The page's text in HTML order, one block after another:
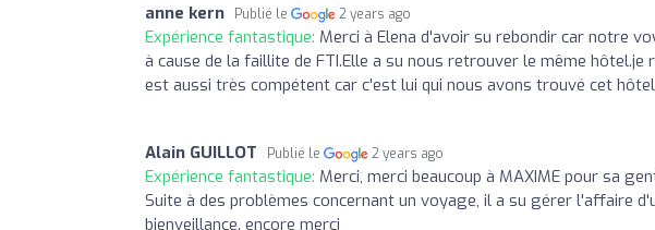
anne kern Publié le 2 years ago
Expérience fantastique: Merci à Elena d'avoir su rebondir car notre
à cause de la faillite de FTI.Elle a su nous retrouver le même hôtel.je
est aussi très compétent car c'est lui qui nous avons trouvé cet
Alain GUILLOT Publié le 2 years ago
Expérience fantastique: Merci, merci beaucoup à MAXIME pour sa
Suite à des problèmes concernant un voyage, il a su gérer l'affaire
bienveillance. encore merci